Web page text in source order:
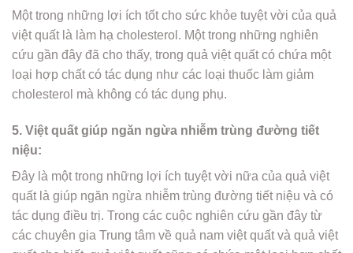
Một trong những lợi ích tốt cho sức khỏe tuyệt vời của quả
việt quất là làm hạ cholesterol. Một trong những nghiên
cứu gần đây đã cho thấy, trong quả việt quất có chứa một
loại hợp chất có tác dụng như các loại thuốc làm giảm
cholesterol mà không có tác dụng phụ.
5. Việt quất giúp ngăn ngừa nhiễm trùng đường tiết
niệu:
Đây là một trong những lợi ích tuyệt vời nữa của quả việt
quất là giúp ngăn ngừa nhiễm trùng đường tiết niệu và có
tác dụng điều trị. Trong các cuộc nghiên cứu gần đây từ
các chuyên gia Trung tâm về quả nam việt quất và quả việt